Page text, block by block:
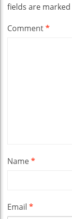
fields are marked
Comment*
Name*
Email *